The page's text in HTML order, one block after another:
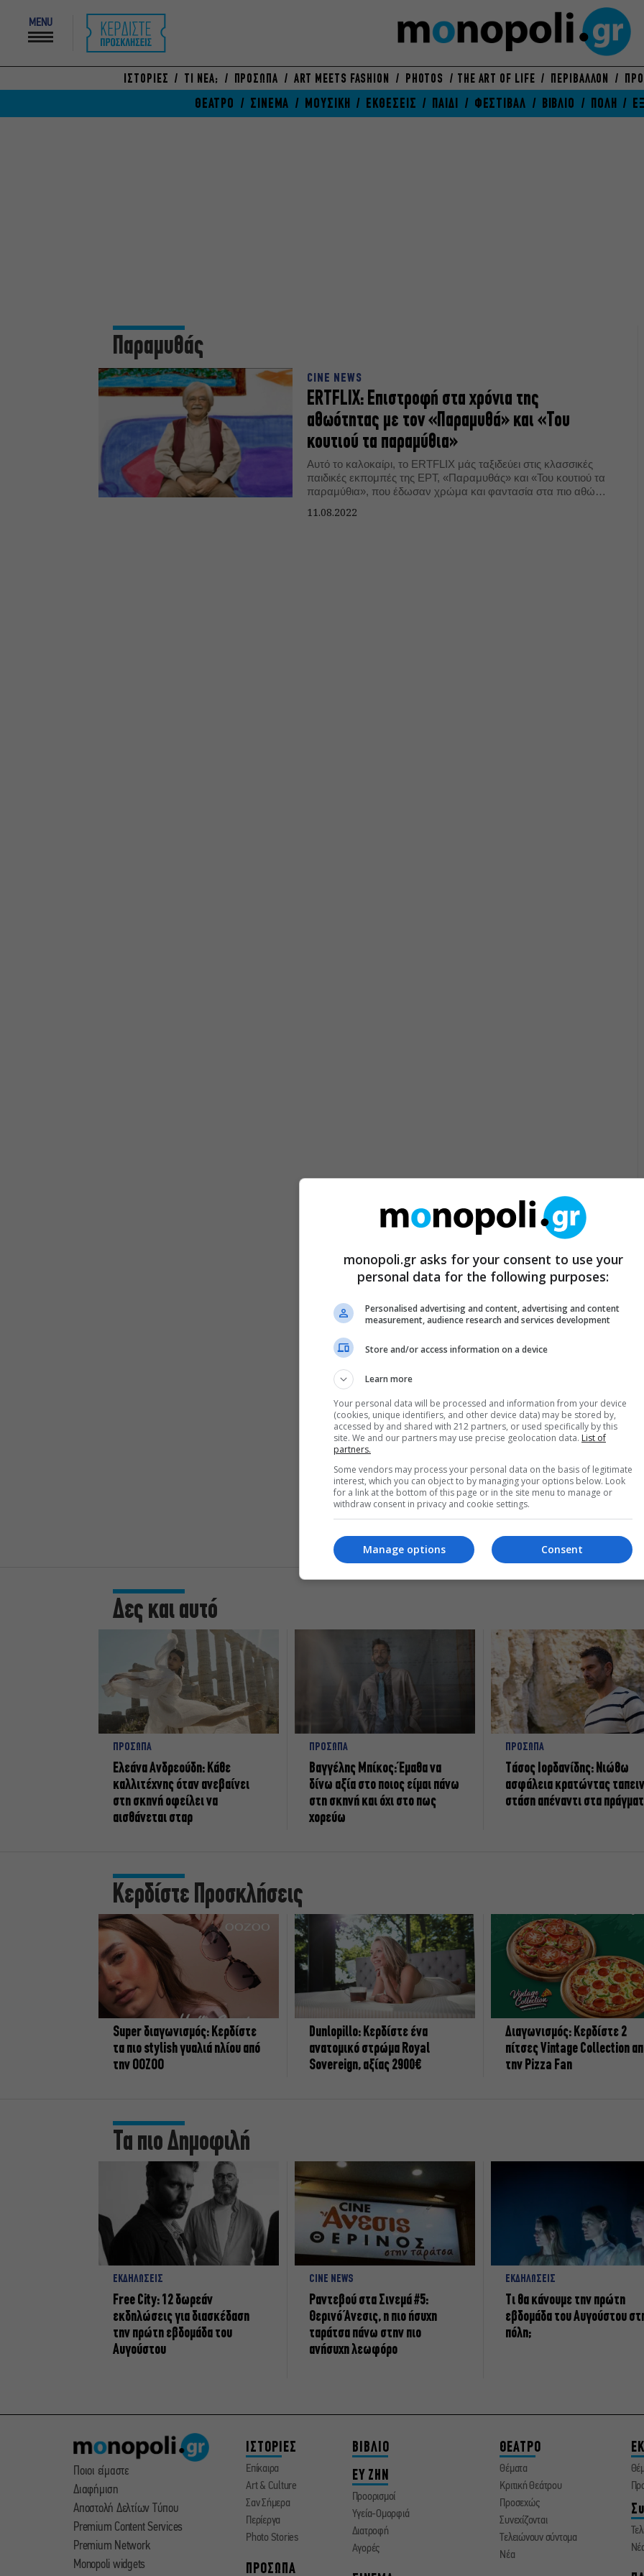
MENU
ΙΣΤΟΡΙΕΣ ΤΙ ΝΕΑ; ΠΡΟΣΩΠΑ ART MEETS FASHION PHOTOS THE ART OF LIFE ΠΕΡΙΒΑΛΛΟΝ
ΘΕΑΤΡΟ ΣΙΝΕΜΑ ΜΟΥΣΙΚΗ ΕΚΘΕΣΕΙΣ ΠΑΙΔΙ ΦΕΣΤΙΒΑΛ ΒΙΒΛΙΟ ΠΟΛΗ
Παραμυθάς
CINE NEWS
ERTFLIX: Επιστροφή στα χρόνια της
αθωότητας με τον «Παραμυθά» και «Του
κουτιού τα παραμύθια»
Αυτό το καλοκαίρι, το ERTFLIX μάς ταξιδεύει στις κλασσικές
παιδικές εκπομπές της ΕΡΤ, «Παραμυθάς» και «Του κουτιού τα
παραμύθια», που έδωσαν χρώμα και φαντασία στα πιο αθώα
11.08.2022
Δες και αυτό
ΠΡΟΣΩΠΑ
Ελεάνα Ανδρεούδη: Κάθε
καλλιτέχνης όταν ανεβαίνει
στη σκηνή οφείλει να
αισθάνεται σταρ
ΠΡΟΣΩΠΑ
Βαγγέλης Μπίκος: Έμαθα να
δίνω αξία στο ποιος είμαι πάνω
στη σκηνή και όχι στο πως
χορεύω
ΠΡΟΣΩΠΑ
Tάσος Ιορδανίδης: Νιώθω
ασφάλεια κρατώντας
στάση απέναντι στα
Κερδίστε Προσκλήσεις
Super διαγωνισμός: Κερδίστε
τα πιο stylish γυαλιά ηλίου από
την OOZOO
Dunlopillo: Κερδίστε ένα
ανατομικό στρώμα Royal
Sovereign, αξίας 2900€
Διαγωνισμός: Κερδίστε 2
πίτσες Vintage Collection
την Pizza Fan
Τα πιο Δημοφιλή
ΕΚΔΗΛΩΣΕΙΣ
Free City: 12 δωρεάν
εκδηλώσεις για διασκέδαση
την πρώτη εβδομάδα του
Αυγούστου
CINE NEWS
Ραντεβού στα Σινεμά #5:
Θερινό Άνεσις, η πιο ήσυχη
ταράτσα πάνω στην πιο
ανήσυχη λεωφόρο
ΕΚΔΗΛΩΣΕΙΣ
Τι θα κάνουμε την πρώτη
εβδομάδα του Αυγούστου
πόλη;
Ποιοι είμαστε
Διαφήμιση
Αποστολή Δελτίων Τύπου
Premium Content Services
Premium Network
Monopoli widgets
ΙΣΤΟΡΙΕΣ
Επίκαιρα
Art & Culture
Σαν Σήμερα
Περίεργα
Photo Stories
ΠΡΟΣΩΠΑ
ΒΙΒΛΙΟ
ΕΥ ΖΗΝ
Προορισμοί
Υγεία-Ομορφιά
Διατροφή
Αγορές
ΘΕΑΤΡΟ
Θέματα
Κριτική Θεάτρου
Προσεχώς
Συνεχίζονται
Τελειώνουν σύντομα
Νέα
monopoli.gr asks for your consent to use your
personal data for the following purposes:
Personalised advertising and content, advertising and content
measurement, audience research and services development
Store and/or access information on a device
Learn more
Your personal data will be processed and information from your device
(cookies, unique identifiers, and other device data) may be stored by,
accessed by and shared with 212 partners, or used specifically by this
site. We and our partners may use precise geolocation data. List of
partners.
Some vendors may process your personal data on the basis of legitimate
interest, which you can object to by managing your options below. Look
for a link at the bottom of this page or in the site menu to manage or
withdraw consent in privacy and cookie settings.
Consent
Manage options